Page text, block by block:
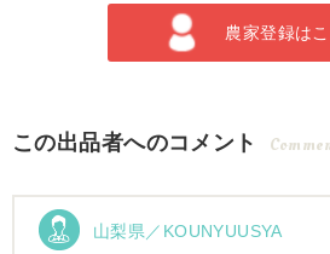
農家登録は
この出品者へのコメント
山梨県／KOUNYUUSYA